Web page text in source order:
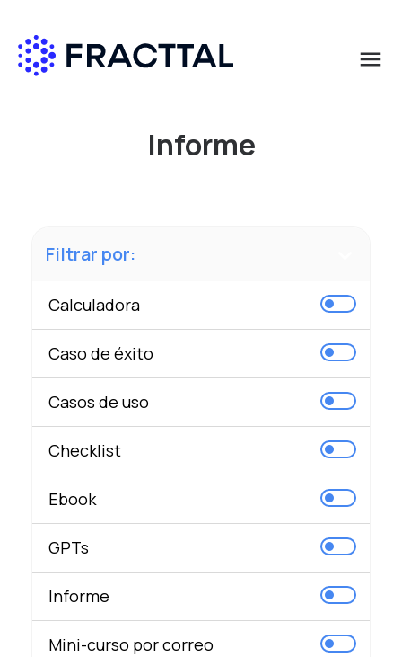
menu
Informe
Filtrar por:
Calculadora
Caso de éxito
Casos de uso
Checklist
Ebook
GPTs
Informe
Mini-curso por correo